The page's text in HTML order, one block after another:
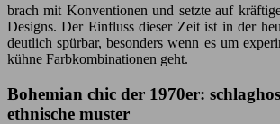
brach mit Konventionen und setzte auf
Designs. Der Einfluss dieser Zeit ist in der
deutlich spürbar, besonders wenn es um
kühne Farbkombinationen geht.
Bohemian chic der 1970er:
ethnische muster